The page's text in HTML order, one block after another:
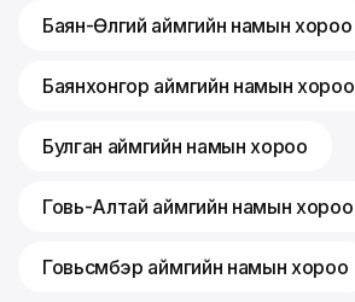
Баян-Өлгий аймгийн намын хороо
Баянхонгор аймгийн намын хороо
Булган аймгийн намын хороо
Говь-Алтай аймгийн намын хороо
Говьсүмбэр аймгийн намын хороо